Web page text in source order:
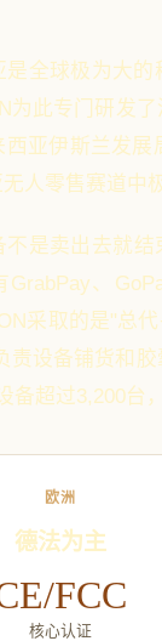
是全球极为大
为此专门研发
亚伊斯兰发
人零售赛道中
不是卖出去就
、
采取的是"总
设备铺货和
超过3,200台
欧洲
德法为主
FCC
核心认证